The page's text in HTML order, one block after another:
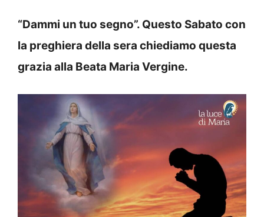
“Dammi un tuo segno”. Questo Sabato con
la preghiera della sera chiediamo questa
grazia alla Beata Maria Vergine.